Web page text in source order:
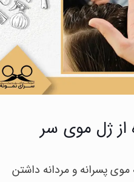
از ژل موی سر
پسرانه و مردانه داشتن